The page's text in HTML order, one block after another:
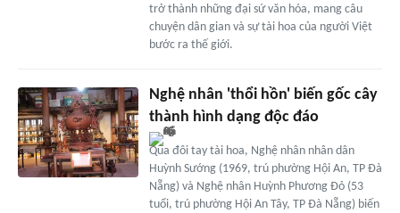
trở thành những đại sứ văn hóa, mang câu
chuyện dân gian và sự tài hoa của người Việt
bước ra thế giới.
Nghệ nhân 'thổi hồn' biến gốc cây
thành hình dạng độc đáo
Qua đôi tay tài hoa, Nghệ nhân nhân dân
Huỳnh Sướng (1969, trú phường Hội An, TP Đà
Nẵng) và Nghệ nhân Huỳnh Phương Đỏ (53
tuổi, trú phường Hội An Tây, TP Đà Nẵng) biến